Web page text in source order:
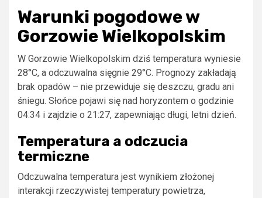
Warunki pogodowe w
Gorzowie Wielkopolskim
W Gorzowie Wielkopolskim dziś temperatura wyniesie
28°C, a odczuwalna sięgnie 29°C. Prognozy zakładają
brak opadów – nie przewiduje się deszczu, gradu ani
śniegu. Słońce pojawi się nad horyzontem o godzinie
04:34 i zajdzie o 21:27, zapewniając długi, letni dzień.
Temperatura a odczucia
termiczne
Odczuwalna temperatura jest wynikiem złożonej
interakcji rzeczywistej temperatury powietrza,